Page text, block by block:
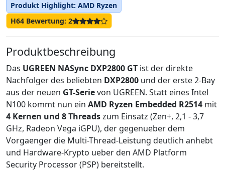
Produkt Highlight: AMD Ryzen
H64 Bewertung: 2
Produktbeschreibung
Das UGREEN NASync DXP2800 GT ist der direkte
Nachfolger des beliebten DXP2800 und der erste 2-Bay
aus der neuen GT-Serievon UGREEN. Statt eines Intel
N100 kommt nun ein AMD Ryzen Embedded R2514 mit
4 Kernen und 8 Threadszum Einsatz (Zen+, 2,1 - 3,7
GHz, Radeon Vega iGPU), der gegenueber dem
Vorgaenger die Multi-Thread-Leistung deutlich anhebt
und Hardware-Krypto ueber den AMD Platform
Security Processor (PSP) bereitstellt.